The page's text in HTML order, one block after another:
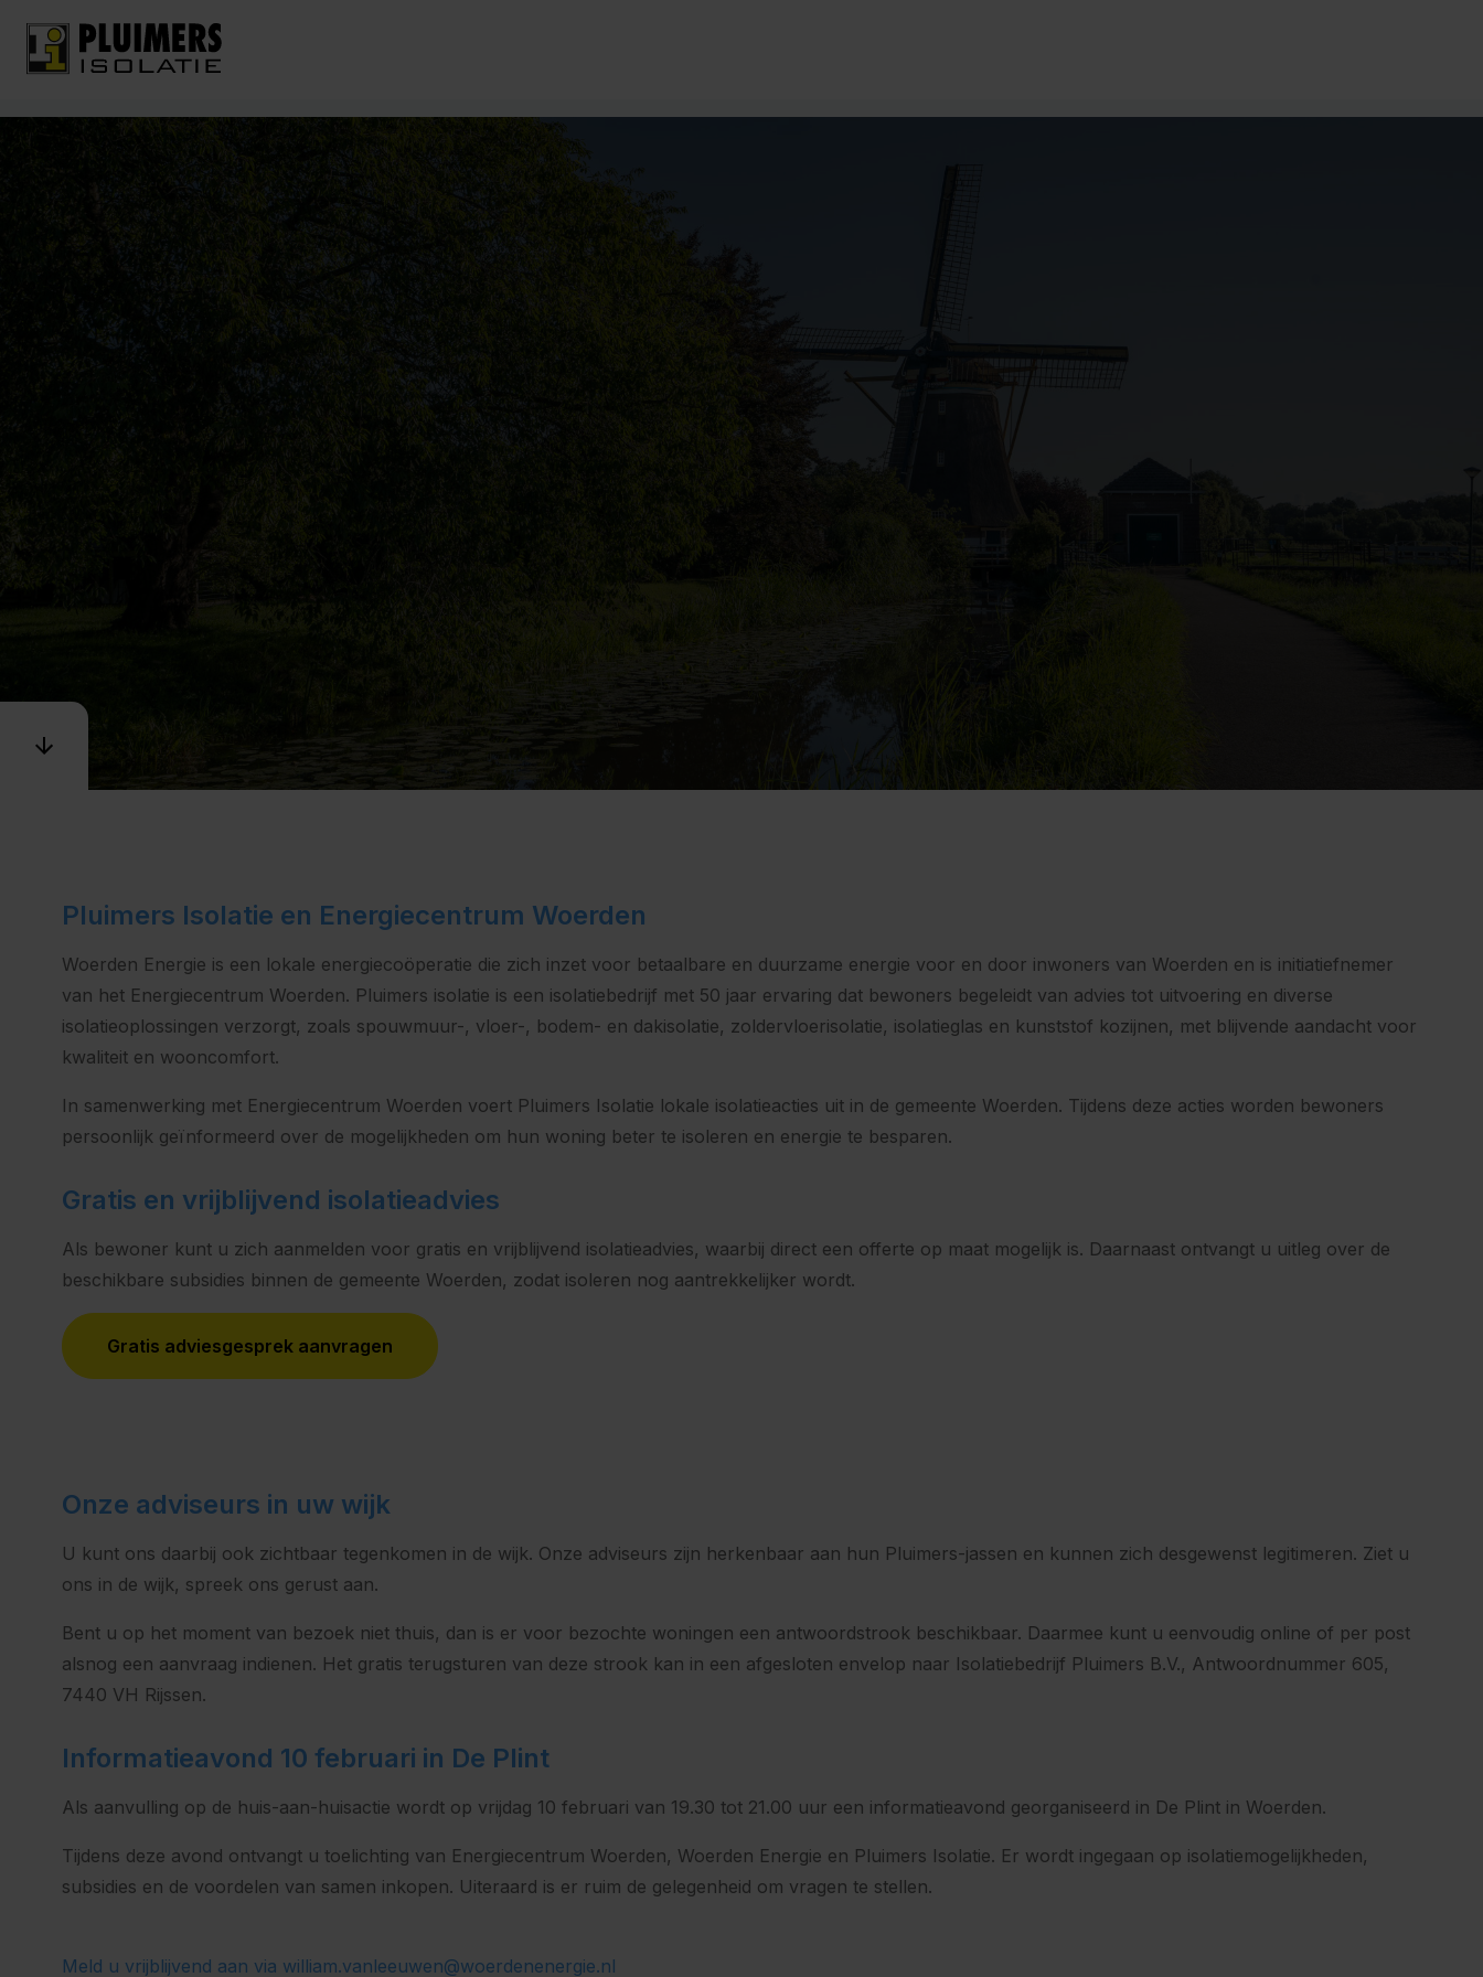
Pluimers Isolatie en Energiecentrum Woerden
Woerden Energie is een lokale energiecoöperatie die zich inzet voor betaalbare en duurzame energie voor en door inwoners van Woerden en is initiatiefnemer
van het Energiecentrum Woerden. Pluimers isolatie is een isolatiebedrijf met 50 jaar ervaring dat bewoners begeleidt van advies tot uitvoering en diverse
isolatieoplossingen verzorgt, zoals spouwmuur-, vloer-, bodem- en dakisolatie, zoldervloerisolatie, isolatieglas en kunststof kozijnen, met blijvende aandacht voor
kwaliteit en wooncomfort.
In samenwerking met Energiecentrum Woerden voert Pluimers Isolatie lokale isolatieacties uit in de gemeente Woerden. Tijdens deze acties worden bewoners
persoonlijk geïnformeerd over de mogelijkheden om hun woning beter te isoleren en energie te besparen.
Gratis en vrijblijvend isolatieadvies
Als bewoner kunt u zich aanmelden voor gratis en vrijblijvend isolatieadvies, waarbij direct een offerte op maat mogelijk is. Daarnaast ontvangt u uitleg over de
beschikbare subsidies binnen de gemeente Woerden, zodat isoleren nog aantrekkelijker wordt.
Gratis adviesgesprek aanvragen
Onze adviseurs in uw wijk
U kunt ons daarbij ook zichtbaar tegenkomen in de wijk. Onze adviseurs zijn herkenbaar aan hun Pluimers-jassen en kunnen zich desgewenst legitimeren. Ziet u
ons in de wijk, spreek ons gerust aan.
Bent u op het moment van bezoek niet thuis, dan is er voor bezochte woningen een antwoordstrook beschikbaar. Daarmee kunt u eenvoudig online of per post
alsnog een aanvraag indienen. Het gratis terugsturen van deze strook kan in een afgesloten envelop naar Isolatiebedrijf Pluimers B.V., Antwoordnummer 605,
7440 VH Rijssen.
Informatieavond 10 februari in De Plint
Als aanvulling op de huis-aan-huisactie wordt op vrijdag 10 februari van 19.30 tot 21.00 uur een informatieavond georganiseerd in De Plint in Woerden.
Tijdens deze avond ontvangt u toelichting van Energiecentrum Woerden, Woerden Energie en Pluimers Isolatie. Er wordt ingegaan op isolatiemogelijkheden,
subsidies en de voordelen van samen inkopen. Uiteraard is er ruim de gelegenheid om vragen te stellen.
Meld u vrijblijvend aan via william.vanleeuwen@woerdenenergie.nl